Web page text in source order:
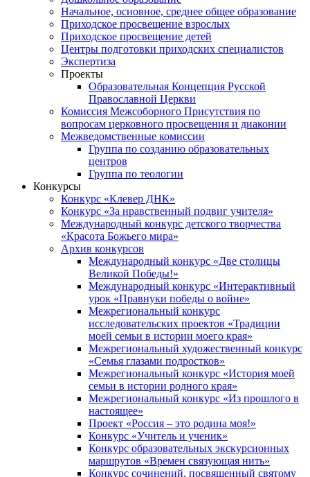
Начальное, основное, среднее общее образование
Приходское просвещение взрослых
Приходское просвещение детей
Центры подготовки приходских специалистов
Экспертиза
Проекты
Образовательная Концепция Русской
Православной Церкви
Комиссия Межсоборного Присутствия по
вопросам церковного просвещения и диаконии
Межведомственные комиссии
Группа по созданию образовательных
центров
Группа по теологии
Конкурсы
Конкурс «Клевер ДНК»
Конкурс «За нравственный подвиг учителя»
Международный конкурс детского творчества
«Красота Божьего мира»
Архив конкурсов
Международный конкурс «Две столицы
Великой Победы!»
Международный конкурс «Интерактивный
урок «Правнуки победы о войне»
Межрегиональный конкурс
исследовательских проектов «Традиции
моей семьи в истории моего края»
Межрегиональный художественный конкурс
«Семья глазами подростков»
Межрегиональный конкурс «История моей
семьи в истории родного края»
Межрегиональный конкурс «Из прошлого в
настоящее»
Проект «Россия – это родина моя!»
Конкурс «Учитель и ученик»
Конкурс образовательных экскурсионных
маршрутов «Времен связующая нить»
Конкурс сочинений, посвященный святому